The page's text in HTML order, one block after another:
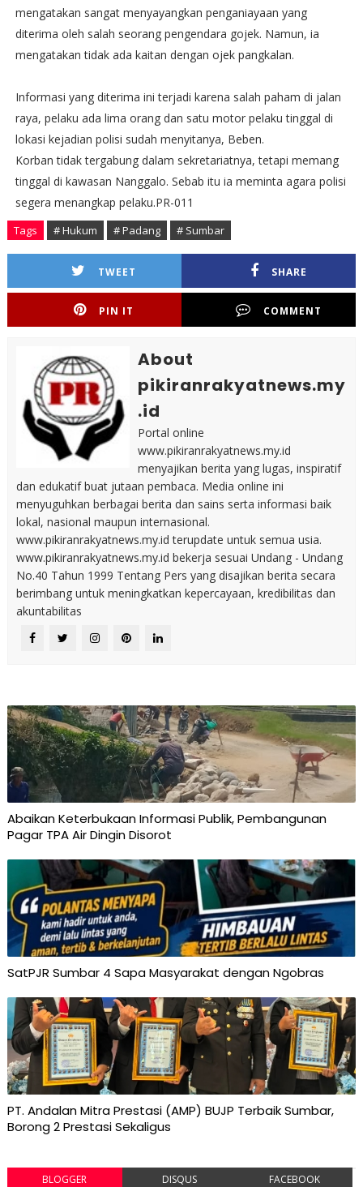
mengatakan sangat menyayangkan penganiayaan yang
diterima oleh salah seorang pengendara gojek. Namun, ia
mengatakan tidak ada kaitan dengan ojek pangkalan.
Informasi yang diterima ini terjadi karena salah paham di jalan
raya, pelaku ada lima orang dan satu motor pelaku tinggal di
lokasi kejadian polisi sudah menyitanya, Beben.
Korban tidak tergabung dalam sekretariatnya, tetapi memang
tinggal di kawasan Nanggalo. Sebab itu ia meminta agara polisi
segera menangkap pelaku.PR-011
Tags # Hukum # Padang # Sumbar
TWEET SHARE
PIN IT COMMENT
About
pikiranrakyatnews.my
.id
Portal online
www.pikiranrakyatnews.my.id
menyajikan berita yang lugas, inspiratif
dan edukatif buat jutaan pembaca. Media online ini
menyuguhkan berbagai berita dan sains serta informasi baik
lokal, nasional maupun internasional.
www.pikiranrakyatnews.my.id terupdate untuk semua usia.
www.pikiranrakyatnews.my.id bekerja sesuai Undang - Undang
No.40 Tahun 1999 Tentang Pers yang disajikan berita secara
berimbang untuk meningkatkan kepercayaan, kredibilitas dan
akuntabilitas
Abaikan Keterbukaan Informasi Publik, Pembangunan
Pagar TPA Air Dingin Disorot
SatPJR Sumbar 4 Sapa Masyarakat dengan Ngobras
PT. Andalan Mitra Prestasi (AMP) BUJP Terbaik Sumbar,
Borong 2 Prestasi Sekaligus
BLOGGER DISQUS FACEBOOK